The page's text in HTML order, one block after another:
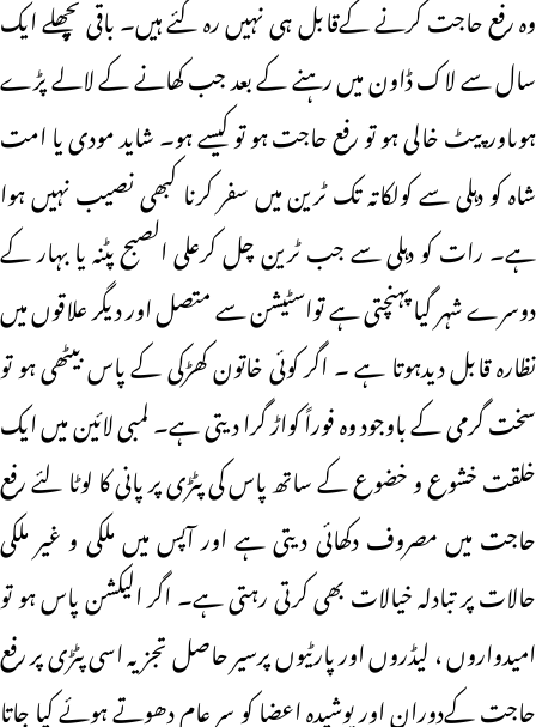
وہ رفع حاجت کرنے کےقابل ہی نہیں رہ گئے ہیں۔ باقی پچھلے ایک
سال سے لاک ڈاون میں رہنے کے بعد جب کھانے کے لالے پڑے
ہوںاور پیٹ خالی ہو تو رفع حاجت ہو تو کیسے ہو۔ شاید مودی یا امت
شاہ کو دہلی سے کولکاتہ تک ٹرین میں سفر کرنا کبھی نصیب نہیں ہوا
ہے۔ رات کو دہلی سے جب ٹرین چل کرعلی الصبح پٹنہ یا بہار کے
دوسرے شہر گیا پہنچتی ہے تواسٹیشن سے متصل اور دیگر علاقوں میں
نظارہ قابل دیدہوتا ہے ۔ اگر کوئی خاتون کھڑکی کے پاس بیٹھی ہو تو
سخت گرمی کے باوجود وہ فوراً کواڑ گرا دیتی ہے۔ لمبی لائین میں ایک
خلقت خشوع و خضوع کے ساتھ پاس کی پٹڑی پر پانی کا لوٹا لئے رفع
حاجت میں مصروف دکھائی دیتی ہے اور آپس میں ملکی و غیر ملکی
حالات پر تبادلہ خیالات بھی کرتی رہتی ہے۔ اگر الیکشن پاس ہو تو
امیدواروں ، لیڈروں اور پارٹیوں پرسیر حاصل تجزیہ اسی پٹڑی پر رفع
حاجت کےدوران اور پوشیدہ اعضا کو سر عام دھوتے ہوئے کیا جاتا